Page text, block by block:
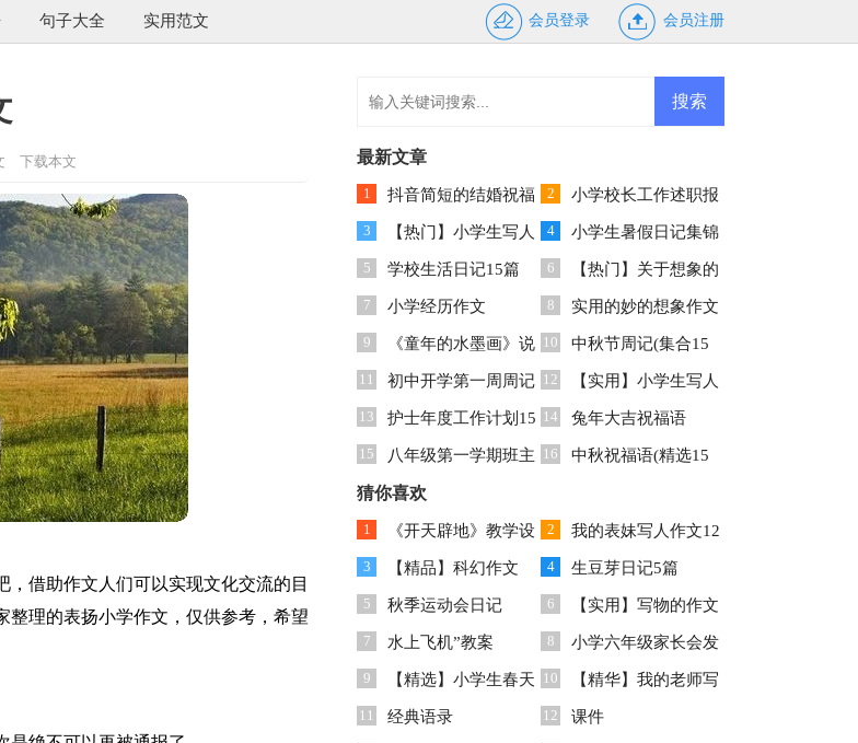
句子大全 实用范文 会员登录 会员注册
下载本文
借助作文人们可以实现文化交流的目
整理的表扬小学作文，仅供参考，希望
最新文章
1 抖音简短的结婚祝福
语
2 小学校长工作述职报
告(合集15篇)
3 【热门】小学生写人
作文集合七篇
4 小学生暑假日记集锦
15篇
5 学校生活日记15篇 6 【热门】关于想象的
作文
7 小学经历作文 8 实用的妙的想象作文
300字8篇
9 《童年的水墨画》说
课稿
10 中秋节周记(集合15
篇)
11 初中开学第一周周记 12 【实用】小学生写人
作文集锦十篇
13 护士年度工作计划15
篇
14 兔年大吉祝福语
15 八年级第一学期班主
任工作计划
16 中秋祝福语(精选15
猜你喜欢
1 《开天辟地》教学设
计
2 我的表妹写人作文12
篇
3 【精品】科幻作文
300字汇编8篇
4 生豆芽日记5篇
5 秋季运动会日记 6 【实用】写物的作文
汇编7篇
7 水上飞机”教案 8 小学六年级家长会发
言稿15篇
9 【精选】小学生春天
作文六篇
10 【精华】我的老师写
人作文300字4篇
11 经典语录 12 课件